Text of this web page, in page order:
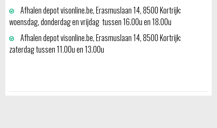
Afhalen depot visonline.be, Erasmuslaan 14, 8500 Kortrijk:
woensdag, donderdag en vrijdag tussen 16.00u en 18.00u
Afhalen depot visonline.be, Erasmuslaan 14, 8500 Kortrijk:
zaterdag tussen 11.00u en 13.00u